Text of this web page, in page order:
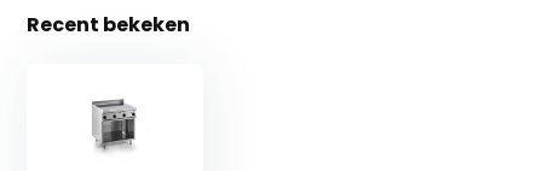
Recent bekeken